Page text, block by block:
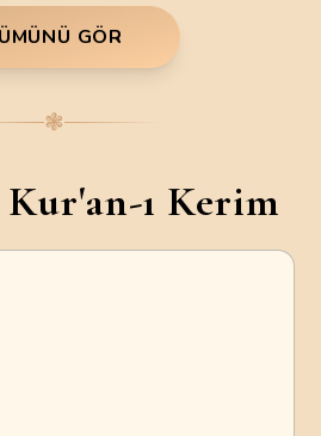
GÖR
❃
ı Kerim